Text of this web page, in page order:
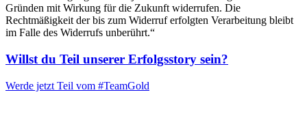
Gründen mit Wirkung für die Zukunft widerrufen. Die
Rechtmäßigkeit der bis zum Widerruf erfolgten Verarbeitung bleibt
im Falle des Widerrufs unberührt.“
Willst du Teil unserer Erfolgsstory sein?
Werde jetzt Teil vom #TeamGold